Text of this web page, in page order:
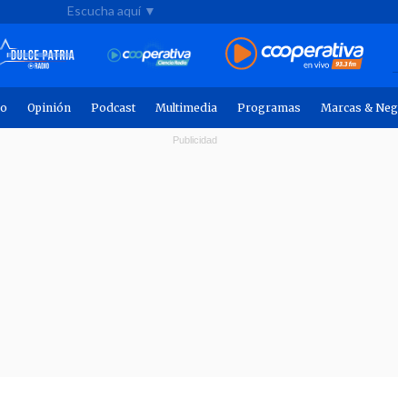
Escucha aquí ▼
Opinión Podcast Multimedia Programas Marcas &